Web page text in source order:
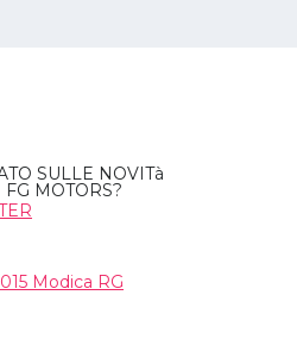
SULLE NOVITà
MOTORS?
Modica RG